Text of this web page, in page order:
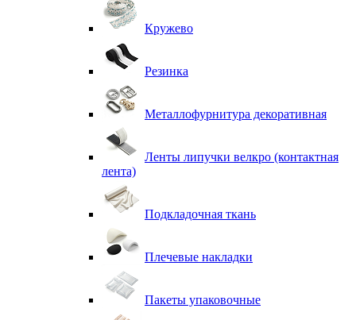
Кружево
Резинка
Металлофурнитура декоративная
Ленты липучки велкро (контактная
лента)
Подкладочная ткань
Плечевые накладки
Пакеты упаковочные